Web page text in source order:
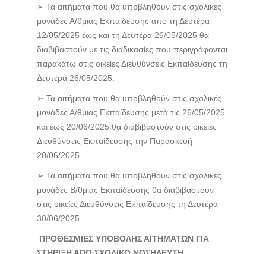
➢ Τα αιτήματα που θα υποβληθούν στις σχολικές
μονάδες Α/θμιας Εκπαίδευσης από τη Δευτέρα
12/05/2025 έως και τη Δευτέρα 26/05/2025 θα
διαβιβαστούν με τις διαδικασίες που περιγράφονται
παρακάτω στις οικείες Διευθύνσεις Εκπαίδευσης τη
Δευτέρα 26/05/2025.
➢ Τα αιτήματα που θα υποβληθούν στις σχολικές
μονάδες Α/θμιας Εκπαίδευσης μετά τις 26/05/2025
και έως 20/06/2025 θα διαβιβαστούν στις οικείες
Διευθύνσεις Εκπαίδευσης την Παρασκευή
20/06/2025.
➢ Τα αιτήματα που θα υποβληθούν στις σχολικές
μονάδες Β/θμιας Εκπαίδευσης θα διαβιβαστούν
στις οικείες Διευθύνσεις Εκπαίδευσης τη Δευτέρα
30/06/2025.
ΠΡΟΘΕΣΜΙΕΣ ΥΠΟΒΟΛΗΣ ΑΙΤΗΜΑΤΩΝ ΓΙΑ